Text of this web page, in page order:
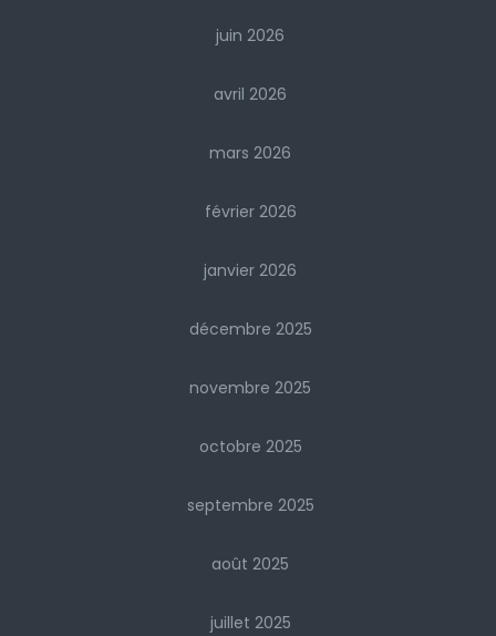
juin 2026
avril 2026
mars 2026
février 2026
janvier 2026
décembre 2025
novembre 2025
octobre 2025
septembre 2025
août 2025
juillet 2025